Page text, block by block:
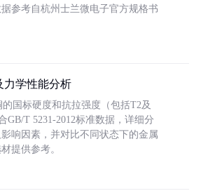
参考自杭州士兰微电子官方规格书
力学性能分析
国标硬度和抗拉强度（包括T2及
GB/T 5231-2012标准数据，详细分
响因素，并对比不同状态下的金属
提供参考。